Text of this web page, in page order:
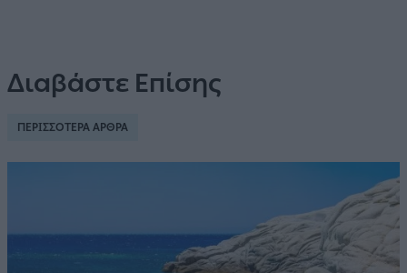
Διαβάστε Επίσης
ΠΕΡΙΣΣΟΤΕΡΑ ΑΡΘΡΑ